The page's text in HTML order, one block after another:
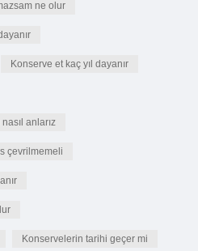
ne olur
Konserve et kaç yıl dayanır
anlarız
çevrilmemeli
Konservelerin tarihi geçer mi